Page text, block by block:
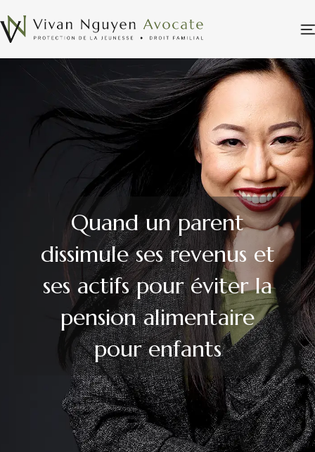
Quand un parent
dissimule ses revenus et
ses actifs pour éviter la
pension alimentaire
pour enfants